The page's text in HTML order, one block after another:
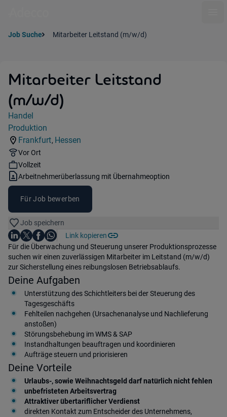
Job Suche Mitarbeiter Leitstand (m/w/d)
Mitarbeiter Leitstand
(m/w/d)
Jobdetails
Kategorie:
Handel
Industry:
Produktion
Standorte:
Frankfurt,
Region:
Hessen
Remote Option:
Vor Ort
Workhours:
Vollzeit
Vertragsart:
Arbeitnehmerüberlassung mit Übernahmeoption
Für Job bewerben
Job speichern
Teile diesen Job
Auf LinkedIn teilen
Auf X teilen
Auf Facebook teilen
Auf WhatsApp teilen
Link kopieren
Einleitung
Für die Überwachung und Steuerung unserer Produktionsprozesse
suchen wir einen zuverlässigen Mitarbeiter im Leitstand (m/w/d)
zur Sicherstellung eines reibungslosen Betriebsablaufs.
Deine Aufgaben
Unterstützung des Schichtleiters bei der Steuerung des
Tagesgeschäfts
Fehlteilen nachgehen (Ursachenanalyse und Nachlieferung
anstoßen)
Störungsbehebung im WMS & SAP
Instandhaltungen beauftragen und koordinieren
Aufträge steuern und priorisieren
Deine Vorteile
Urlaubs-, sowie Weihnachtsgeld darf natürlich nicht fehlen
unbefristeten Arbeitsvertrag
Attraktiver übertariflicher Verdienst
direkten Kontakt zum Entscheider des Unternehmens,